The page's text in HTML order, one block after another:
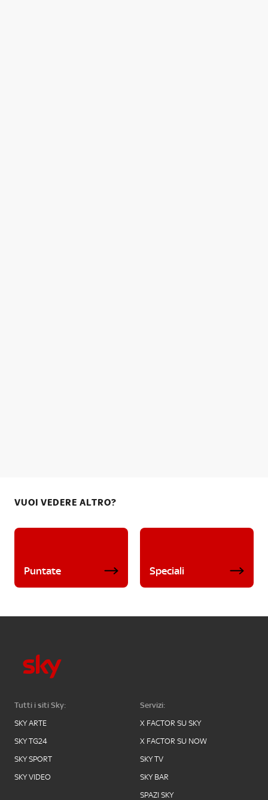
VUOI VEDERE ALTRO?
Puntate Speciali
Tutti i siti Sky:
SKY ARTE
SKY TG24
SKY SPORT
SKY VIDEO
Servizi:
X FACTOR SU SKY
X FACTOR SU NOW
SKY TV
SKY BAR
SPAZI SKY